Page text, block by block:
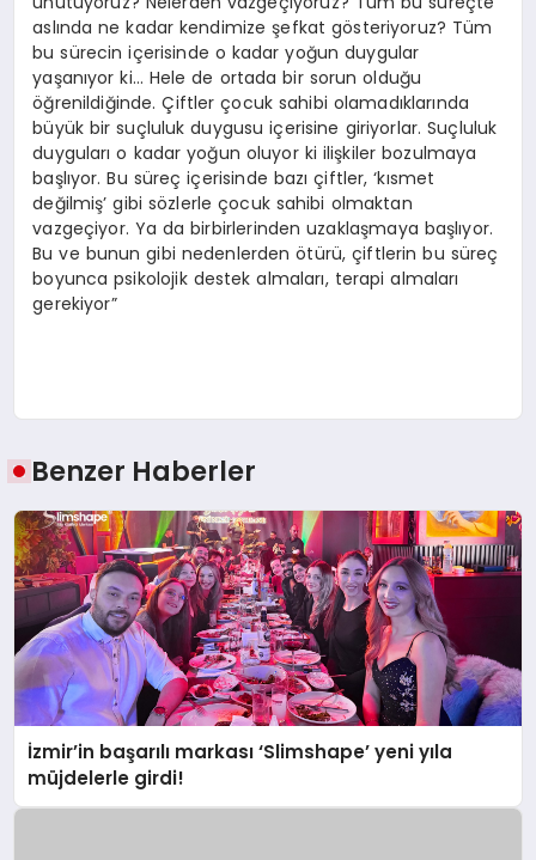
aslında ne kadar kendimize şefkat gösteriyoruz? Tüm
bu sürecin içerisinde o kadar yoğun duygular
yaşanıyor ki… Hele de ortada bir sorun olduğu
öğrenildiğinde. Çiftler çocuk sahibi olamadıklarında
büyük bir suçluluk duygusu içerisine giriyorlar. Suçluluk
duyguları o kadar yoğun oluyor ki ilişkiler bozulmaya
başlıyor. Bu süreç içerisinde bazı çiftler, ‘kısmet
değilmiş’ gibi sözlerle çocuk sahibi olmaktan
vazgeçiyor. Ya da birbirlerinden uzaklaşmaya başlıyor.
Bu ve bunun gibi nedenlerden ötürü, çiftlerin bu süreç
boyunca psikolojik destek almaları, terapi almaları
gerekiyor”
Benzer Haberler
İzmir’in başarılı markası ‘Slimshape’ yeni yıla
müjdelerle girdi!